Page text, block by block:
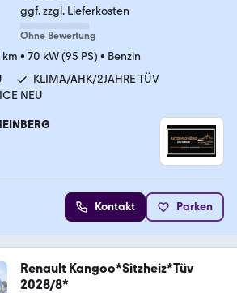
ggf. zzgl. Lieferkosten
Ohne Bewertung
• 70 kW (95 PS) • Benzin
KLIMA/AHK/2JAHRE TÜV
NEU
Kontakt Parken
Renault Kangoo*Sitzheiz*Tüv
2028/8*